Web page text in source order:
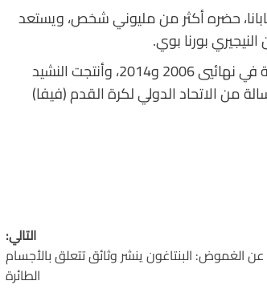
حضره أكثر من مليوني شخص، ويستعد
شاكيرا تمتلك تاريخاً طويلاً مع كأس العالم، حيث قدمت عروضاً ملفتة في نهائيي 2006 و2014، وأنتجت النشيد
وينتهي الفيديو برسالة من الاتحاد الدولي لكرة القدم (فيفا)
التالي:
الغموض: البنتاغون ينشر وثائق تتعلق بالأجسام
الطائرة